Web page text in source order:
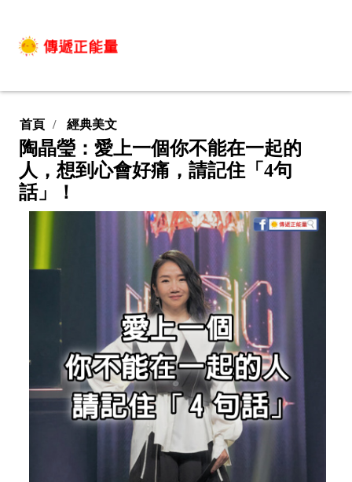
首頁 經典美文
陶晶瑩：愛上一個你不能在一起的
人，想到心會好痛，請記住「4句
話」！